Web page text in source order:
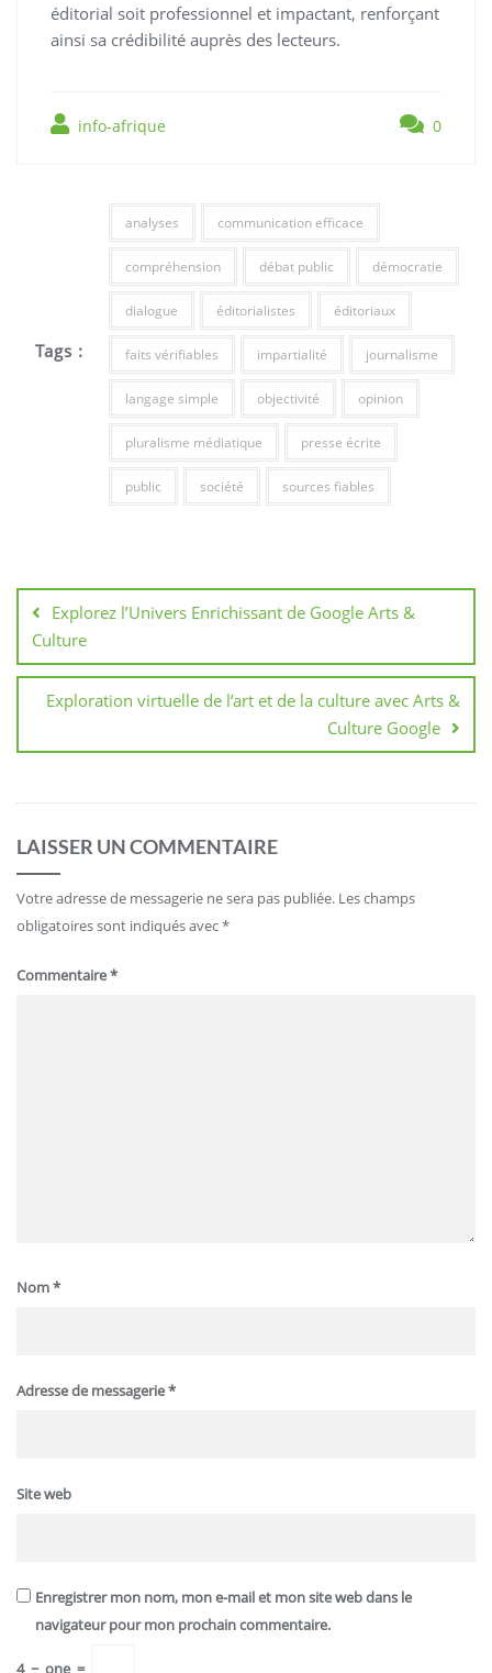
éditorial soit professionnel et impactant, renforçant
ainsi sa crédibilité auprès des lecteurs.
info-afrique 0
Tags :
analyses communication efficace
compréhension débat public démocratie
dialogue éditorialistes éditoriaux
faits vérifiables impartialité journalisme
langage simple objectivité opinion
pluralisme médiatique presse écrite
public société sources fiables
de
l’article
Explorez l’Univers Enrichissant de Google Arts &
Culture
Exploration virtuelle de l’art et de la culture avec Arts &
Culture Google
LAISSER UN COMMENTAIRE
Votre adresse de messagerie ne sera pas publiée. Les champs
obligatoires sont indiqués avec*
Commentaire*
Nom*
Adresse de messagerie*
Site web
Enregistrer mon nom, mon e-mail et mon site web dans le
navigateur pour mon prochain commentaire.
4 − one =